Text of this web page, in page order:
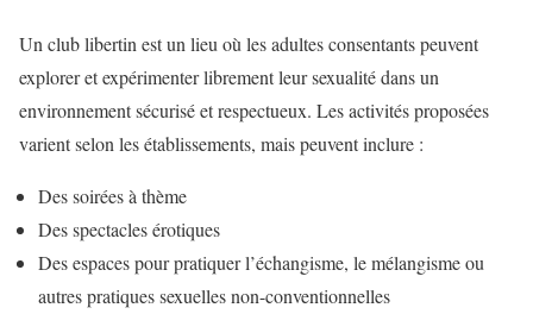
Un club libertin est un lieu où les adultes consentants peuvent
explorer et expérimenter librement leur sexualité dans un
environnement sécurisé et respectueux. Les activités proposées
varient selon les établissements, mais peuvent inclure :
Des soirées à thème
Des spectacles érotiques
Des espaces pour pratiquer l’échangisme, le mélangisme ou
autres pratiques sexuelles non-conventionnelles